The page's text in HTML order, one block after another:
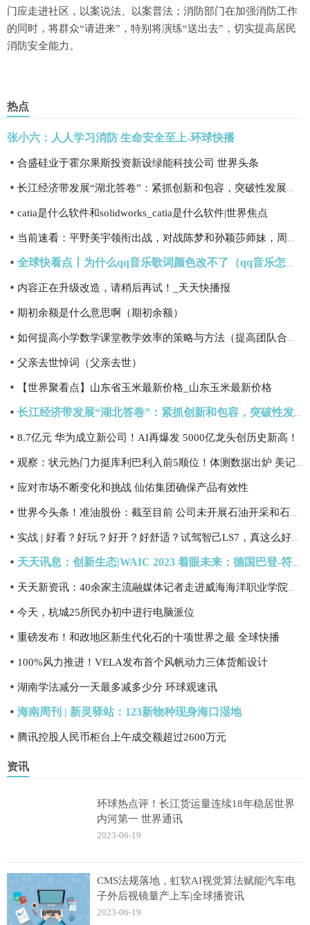
门应走进社区，以案说法、以案普法；消防部门在加强消防工作
的同时，将群众“请进来”，特别将演练“送出去”，切实提高居民
消防安全能力。
热点
张小六：人人学习消防 生命安全至上-环球快播
合盛硅业于霍尔果斯投资新设绿能科技公司 世界头条
catia是什么软件和solidworks_catia是什么软件|世界焦点
内容正在升级改造，请稍后再试！_天天快播报
期初余额是什么意思啊（期初余额）
父亲去世悼词（父亲去世）
【世界聚看点】山东省玉米最新价格_山东玉米最新价格
8.7亿元 华为成立新公司！AI再爆发 5000亿龙头创历史新高！
应对市场不断变化和挑战 仙佑集团确保产品有效性
今天，杭城25所民办初中进行电脑派位
重磅发布！和政地区新生代化石的十项世界之最 全球快播
100%风力推进！VELA发布首个风帆动力三体货船设计
湖南学法减分一天最多减多少分 环球观速讯
海南周刊 | 新灵驿站：123新物种现身海口湿地
腾讯控股人民币柜台上午成交额超过2600万元
资讯
环球热点评！长江货运量连续18年稳居世界
内河第一 世界通讯
2023-06-19
CMS法规落地，虹软AI视觉算法赋能汽车电
子外后视镜量产上车|全球播资讯
2023-06-19